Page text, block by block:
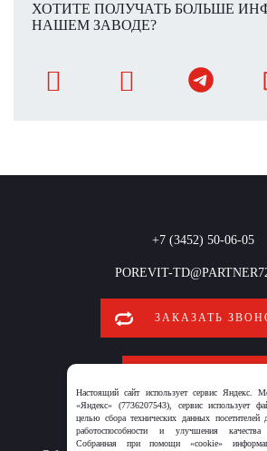
ХОТИТЕ ПОЛУЧАТЬ БОЛЬШЕ
НАШЕМ ЗАВОДЕ?
+7 (3452) 50-06-05
POREVIT-
ЗАКАЗАТЬ
Настоящий сайт использует сервис Яндекс.
«Яндекс» (7736207543), сервис использует
целью сбора технических данных посетителей
работоспособности и улучшения качества
Собранная при помощи «cookie»